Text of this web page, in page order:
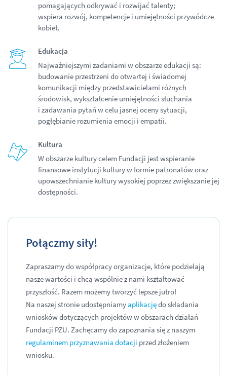
pomagających odkrywać i rozwijać talenty;
wspiera rozwój, kompetencje i umiejętności przywódcze
kobiet.
Edukacja
Najważniejszymi zadaniami w obszarze edukacji są:
budowanie przestrzeni do otwartej i świadomej
komunikacji między przedstawicielami różnych
środowisk, wykształcenie umiejętności słuchania
i zadawania pytań w celu jasnej oceny sytuacji,
pogłębianie rozumienia emocji i empatii.
Kultura
W obszarze kultury celem Fundacji jest wspieranie
finansowe instytucji kultury w formie patronatów oraz
upowszechnianie kultury wysokiej poprzez zwiększanie jej
dostępności.
Połączmy siły!
Zapraszamy do współpracy organizacje, które podzielają
nasze wartości i chcą wspólnie z nami kształtować
przyszłość. Razem możemy tworzyć lepsze jutro!
Na naszej stronie udostępniamyaplikacjędo składania
wniosków dotyczących projektów w obszarach działań
Fundacji PZU. Zachęcamy do zapoznania się z naszym
regulaminem przyznawania dotacji przed złożeniem
wniosku.